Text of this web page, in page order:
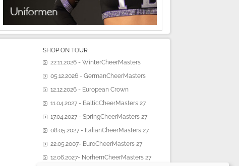
SHOP ON TOUR
22.11.2026 - WinterCheerMasters
05.12.2026 - GermanCheerMasters
12.12.2026 - European Crown
11.04.2027 - BalticCheerMasters 27
17.04.2027 - SpringCheerMasters 27
08.05.2027 - ItalianCheerMasters 27
22.05.2007- EuroCheerMasters 27
12.06.2027- NorhernCheerMasters 27